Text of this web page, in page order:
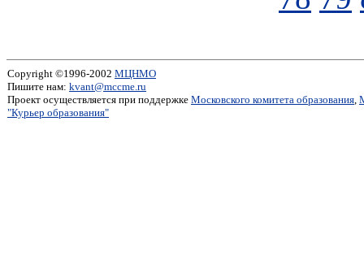
Copyright ©1996-2002 МЦНМО
Пишите нам: kvant@mccme.ru
Проект осуществляется при поддержке Московского комитета образования,
"Курьер образования"